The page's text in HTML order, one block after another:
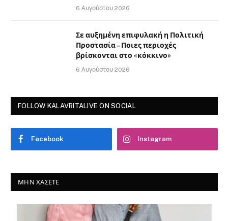
6 Αυγούστου 2026
Σε αυξημένη επιφυλακή η Πολιτική
Προστασία – Ποιες περιοχές
βρίσκονται στο «κόκκινο»
6 Αυγούστου 2026
FOLLOW KALAVRITALIVE ON SOCIAL
Facebook Instagram
ΜΗΝ ΧΆΣΕΤΕ